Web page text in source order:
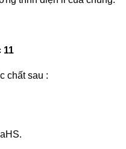
11
chất sau :